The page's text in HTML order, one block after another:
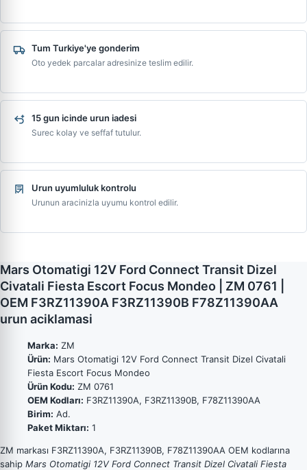
Tum Turkiye'ye gonderim
Oto yedek parcalar adresinize teslim edilir.
15 gun icinde urun iadesi
Surec kolay ve seffaf tutulur.
Urun uyumluluk kontrolu
Urunun aracinizla uyumu kontrol edilir.
Mars Otomatigi 12V Ford Connect Transit Dizel
Civatali Fiesta Escort Focus Mondeo | ZM 0761 |
OEM F3RZ11390A F3RZ11390B F78Z11390AA
urun aciklamasi
Marka: ZM
Ürün: Mars Otomatigi 12V Ford Connect Transit Dizel Civatali
Fiesta Escort Focus Mondeo
Ürün Kodu: ZM 0761
OEM Kodları: F3RZ11390A, F3RZ11390B, F78Z11390AA
Birim: Ad.
Paket Miktarı: 1
ZM markası F3RZ11390A, F3RZ11390B, F78Z11390AA OEM kodlarına
sahip Mars Otomatigi 12V Ford Connect Transit Dizel Civatali Fiesta